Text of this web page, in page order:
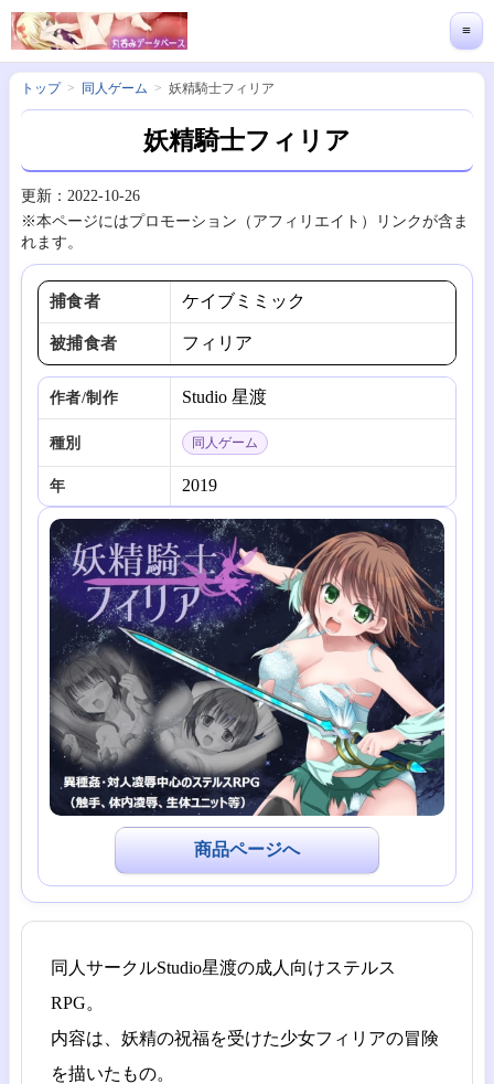
≡
トップ 同人ゲーム 妖精騎士フィリア
妖精騎士フィリア
更新：2022-10-26
※本ページにはプロモーション（アフィリエイト）リンクが含ま
れます。
商品ページへ
捕食者 ケイブミミック
被捕食者 フィリア
作者/制作 Studio 星渡
種別 同人ゲーム
年 2019
同人サークルStudio星渡の成人向けステルス
RPG。
内容は、妖精の祝福を受けた少女フィリアの冒険
を描いたもの。